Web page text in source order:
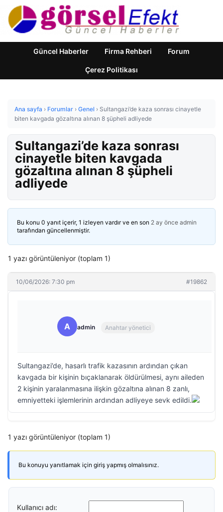
Güncel Haberler Firma Rehberi Forum
Çerez Politikası
Ana sayfa › Forumlar › Genel › Sultangazi’de kaza sonrası cinayetle
biten kavgada gözaltına alınan 8 şüpheli adliyede
Sultangazi’de kaza sonrası
cinayetle biten kavgada
gözaltına alınan 8 şüpheli
adliyede
Bu konu 0 yanıt içerir, 1 izleyen vardır ve en son 2 ay önce admin
tarafından güncellenmiştir.
1 yazı görüntüleniyor (toplam 1)
10/06/2026: 7:30 pm #19862
A admin Anahtar yönetici
Sultangazi’de, hasarlı trafik kazasının ardından çıkan
kavgada bir kişinin bıçaklanarak öldürülmesi, aynı aileden
2 kişinin yaralanmasına ilişkin gözaltına alınan 8 zanlı,
emniyetteki işlemlerinin ardından adliyeye sevk edildi.
1 yazı görüntüleniyor (toplam 1)
Bu konuyu yanıtlamak için giriş yapmış olmalısınız.
Kullanıcı adı: